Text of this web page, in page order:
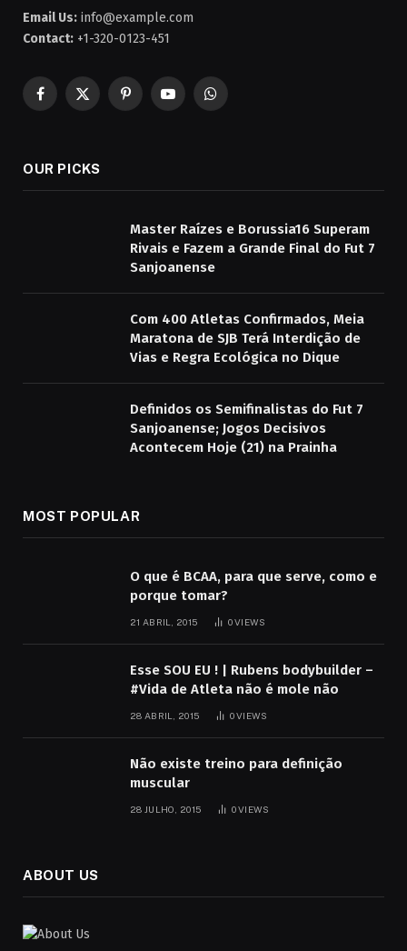
Email Us: info@example.com
Contact: +1-320-0123-451
Facebook
X
PinterestYouTubeWhatsApp
OUR PICKS
Master Raízes e Borussia16 Superam
Rivais e Fazem a Grande Final do Fut 7
Sanjoanense
Com 400 Atletas Confirmados, Meia
Maratona de SJB Terá Interdição de
Vias e Regra Ecológica no Dique
Definidos os Semifinalistas do Fut 7
Sanjoanense; Jogos Decisivos
Acontecem Hoje (21) na Prainha
MOST POPULAR
O que é BCAA, para que serve, como e
porque tomar?
21 ABRIL, 2015 0VIEWS
Esse SOU EU ! | Rubens bodybuilder –
#Vida de Atleta não é mole não
28 ABRIL, 2015 0VIEWS
Não existe treino para definição
muscular
28 JULHO, 2015 0VIEWS
ABOUT US